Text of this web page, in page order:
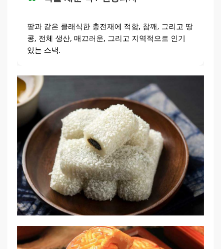
팥과 같은 클래식한 충전재에 적합, 참깨, 그리고 땅
콩, 전체 생산, 매끄러운, 그리고 지역적으로 인기
있는 스낵.